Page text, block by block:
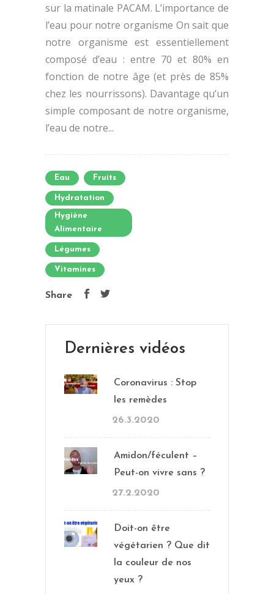
sur la matinale PACAM. L’importance de
l’eau pour notre organisme On sait que
notre organisme est essentiellement
composé d’eau : entre 70 et 80% en
fonction de notre âge (et près de 85%
chez les nourrissons). Davantage qu’un
simple composant de notre organisme,
l’eau de notre...
Eau Fruits
Hydratation
Hygiène
Alimentaire
Légumes
Vitamines
Share
Dernières vidéos
Coronavirus : Stop
les remèdes
26.3.2020
Amidon/féculent –
Peut-on vivre sans ?
27.2.2020
Doit-on être
végétarien ? Que dit
la couleur de nos
yeux ?